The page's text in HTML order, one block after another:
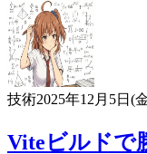
技術2025年12月5日(
Viteビルドで